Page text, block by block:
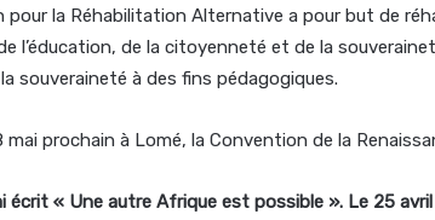
pour la Réhabilitation Alternative a pour but de
l’éducation, de la citoyenneté et de la
souveraineté à des fins pédagogiques.
mai prochain à Lomé, la Convention de la
écrit « Une autre Afrique est possible ». Le 25